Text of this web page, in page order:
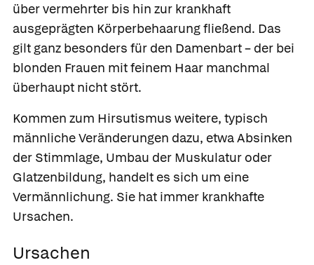
über vermehrter bis hin zur krankhaft
ausgeprägten Körperbehaarung fließend. Das
gilt ganz besonders für den Damenbart – der bei
blonden Frauen mit feinem Haar manchmal
überhaupt nicht stört.
Kommen zum Hirsutismus weitere, typisch
männliche Veränderungen dazu, etwa Absinken
der Stimmlage, Umbau der Muskulatur oder
Glatzenbildung, handelt es sich um eine
Vermännlichung. Sie hat immer krankhafte
Ursachen.
Ursachen